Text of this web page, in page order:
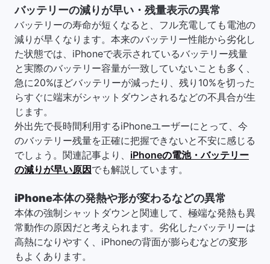
バッテリーの減りが早い・残量表示の異常
バッテリーの寿命が短くなると、フル充電しても電池の
減りが早くなります。本来のバッテリー性能から劣化し
た状態では、iPhoneで表示されているバッテリー残量
と実際のバッテリー容量が一致していないことも多く、
急に20%ほどバッテリーが減ったり、残り10%を切った
らすぐに端末がシャットダウンされるなどの不具合が生
じます。
外出先で長時間利用するiPhoneユーザーにとって、今
のバッテリー残量を正確に把握できないと不安に感じる
でしょう。関連記事より、 iPhoneの電池・バッテリー
の減りが早い原因 でも解説しています。
iPhone本体の発熱や形が変わるなどの異常
本体の強制シャットダウンと関連して、極端な発熱も異
常動作の原因だと考えられます。劣化したバッテリーは
高熱になりやすく、iPhoneの背面が膨らむなどの変形
もよくあります。